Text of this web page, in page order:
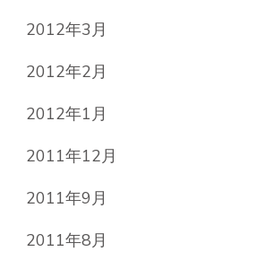
2012年3月
2012年2月
2012年1月
2011年12月
2011年9月
2011年8月